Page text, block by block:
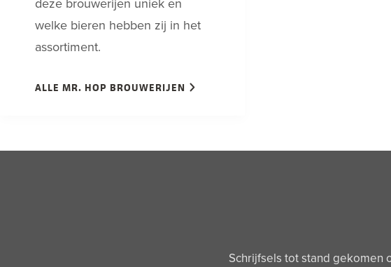
welke bieren hebben zij in het
assortiment.
ALLE MR. HOP BROUWERIJEN
Schrijfsels tot stand gekomen